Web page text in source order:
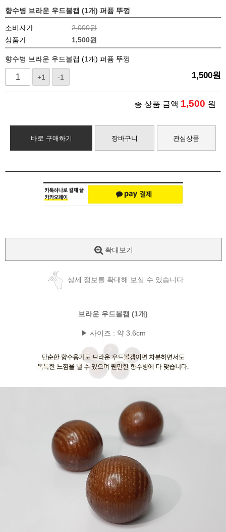
향수병 브라운 우드볼캡 (1개) 퍼퓸 뚜껑
소비자가
2,000원
상품가
1,500원
향수병 브라운 우드볼캡 (1개) 퍼퓸 뚜껑
+1 -1 1,500원
총 상품 금액 1,500 원
바로 구매하기 장바구니 관심상품
확대보기
상세 정보를 확대해 보실 수 있습니다
브라운 우드볼캡 (1개)
▶ 사이즈 : 약 3.6cm